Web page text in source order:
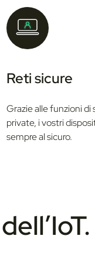
Reti sicure
Grazie alle funzioni di
private, i vostri
sempre al sicuro.